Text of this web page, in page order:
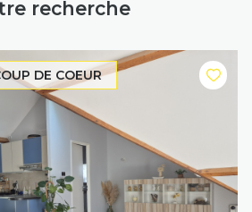
recherche
DE COEUR